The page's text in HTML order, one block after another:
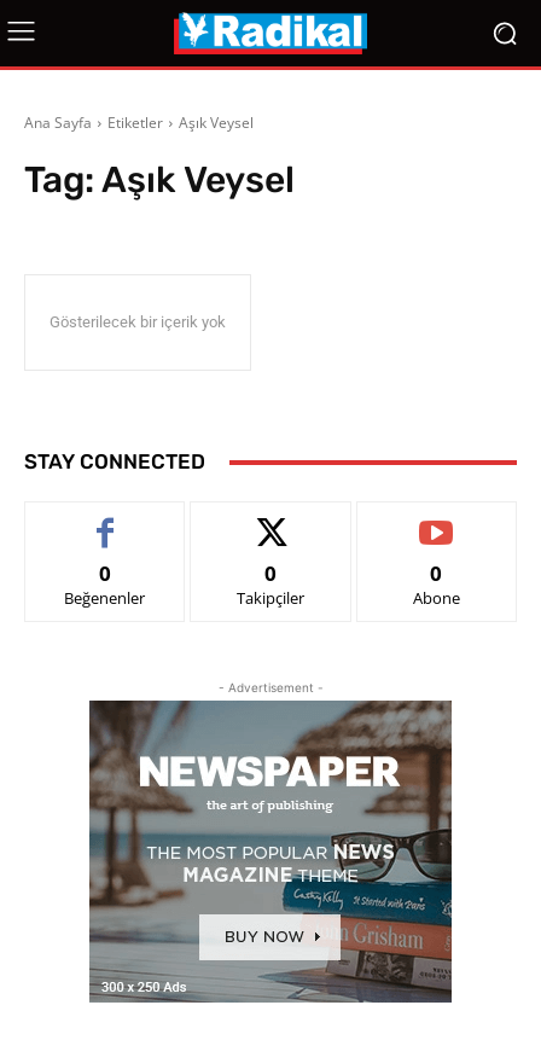
Ana Sayfa Etiketler Aşık Veysel
Tag:Aşık Veysel
Gösterilecek bir içerik yok
STAY CONNECTED
0
Beğenenler
0
Takipçiler
0
Abone
- Advertisement -